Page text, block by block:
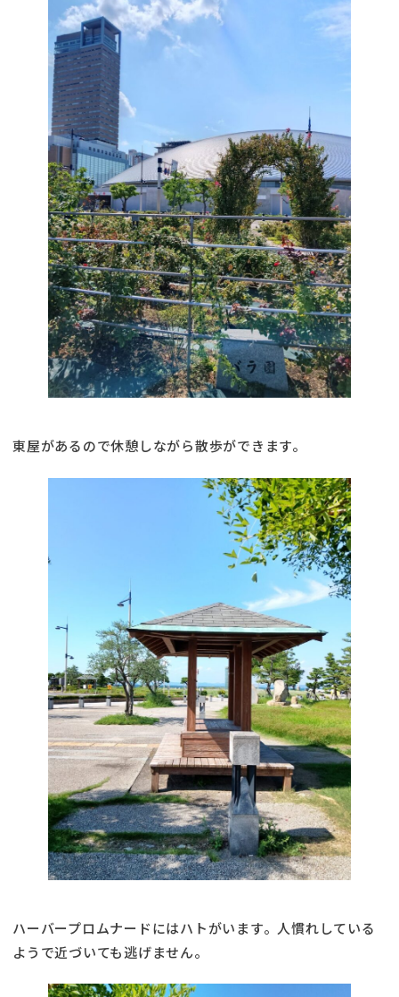
東屋があるので休憩しながら散歩ができます。
ハーバープロムナードにはハトがいます。人慣れしている
ようで近づいても逃げません。